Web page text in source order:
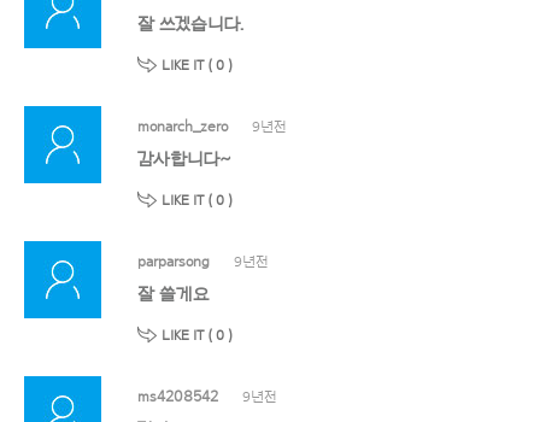
잘 쓰겠습니다.
LIKE IT ( 0 )
monarch_zero 9년전
감사합니다~
LIKE IT ( 0 )
parparsong 9년전
잘 쓸게요
LIKE IT ( 0 )
ms4208542 9년전